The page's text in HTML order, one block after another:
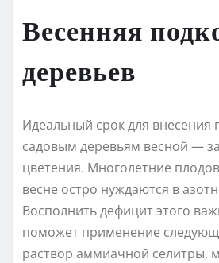
Весенняя
деревьев
Идеальный срок для внесения
садовым деревьям весной —
цветения. Многолетние
весне остро нуждаются в
Восполнить дефицит этого
поможет применение
раствор аммиачной селитры,